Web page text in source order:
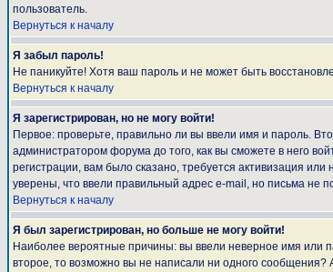
пользователь.
Вернуться к началу
Я забыл пароль!
Не паникуйте! Хотя ваш пароль и не может быть
Вернуться к началу
Я зарегистрирован, но не могу войти!
Первое: проверьте, правильно ли вы ввели имя и пароль.
администратором форума до того, как вы сможете в него
регистрации, вам было сказано, требуется активизация
уверены, что ввели правильный адрес e-mail, но письма не
Вернуться к началу
Я был зарегистрирован, но больше не могу войти!
Наиболее вероятные причины: вы ввели неверное имя или
второе, то возможно вы не написали ни одного сообщения?